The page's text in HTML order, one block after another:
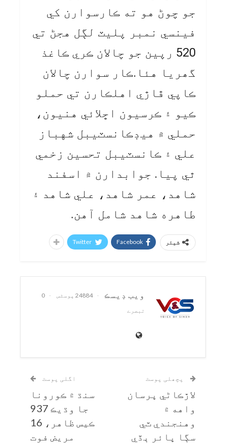
جو چوڻ هو ته ڪارسوارن کي
فينسي نمبر پليٽ لڳل هجڻ تي
520 رپين جو چالان ڪري ڪاغذ
گھريا هئا.ڪار سوارن چالان
ڪاپي ڦاڙي اهلڪارن تي حملو
ڪيو ۽ ڪرسيون اڇلائي هنيون،
حملي ۾ هيڊڪانسٽيبل شهباز
علي ۽ ڪانسٽيبل تحسين زخمي
ٿي پيا. جوابدارن ۾ اسفند
شاهد، عمر شاهد، علي شاهد ۽
طاهره شاهد شامل آهن.
شیئر Facebook
Twitter
ويب ڊيسڪ 24884 پوسٹس
0
تبصرے
پچھلی پوسٹ
لاڙڪاڻي ڀرسان
واهه ۾
وهنجندي ٽي
سڳا ڀائر ٻڏي
اگلی پوسٹ
سنڌ ۾ ڪورونا
جا وڌيڪ 937
ڪيس ظاهر، 16
مريض فوت